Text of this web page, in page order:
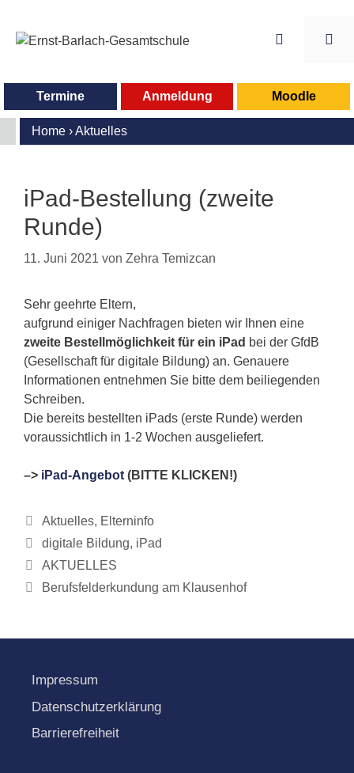
springen
Home ›Aktuelles
Termine Anmeldung Moodle
iPad-Bestellung (zweite
Runde)
11. Juni 2021 von Zehra Temizcan
Sehr geehrte Eltern,
aufgrund einiger Nachfragen bieten wir Ihnen eine
zweite Bestellmöglichkeit für ein iPad bei der GfdB
(Gesellschaft für digitale Bildung) an. Genauere
Informationen entnehmen Sie bitte dem beiliegenden
Schreiben.
Die bereits bestellten iPads (erste Runde) werden
voraussichtlich in 1-2 Wochen ausgeliefert.
–> iPad-Angebot (BITTE KLICKEN!)
Kategorien
Aktuelles, Elterninfo
Schlagwörter
digitale Bildung, iPad
AKTUELLES
Berufsfelderkundung am Klausenhof
Impressum
Datenschutzerklärung
Barrierefreiheit